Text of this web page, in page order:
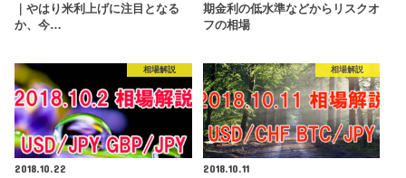
｜やはり米利上げに注目となる
か、今…
期金利の低水準などからリスクオ
フの相場
相場解説
2018.10.22
相場解説
2018.10.11